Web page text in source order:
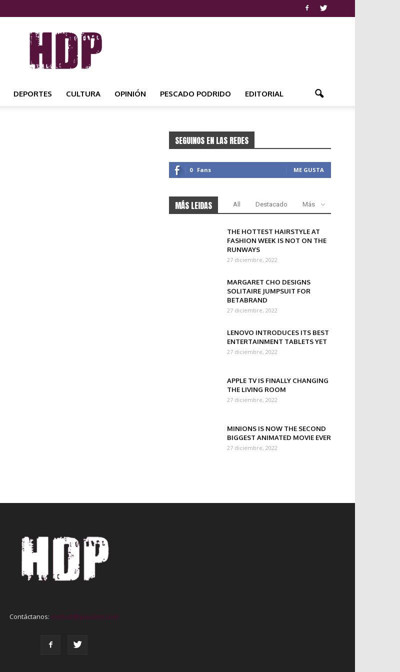
DEPORTES CULTURA OPINIÓN PESCADO PODRIDO EDITORIAL
SEGUINOS EN LAS REDES
0 Fans ME GUSTA
MÁS LEIDAS All Destacado Más
THE HOTTEST HAIRSTYLE AT
FASHION WEEK IS NOT ON THE
RUNWAYS
27 diciembre, 2022
MARGARET CHO DESIGNS
SOLITAIRE JUMPSUIT FOR
BETABRAND
27 diciembre, 2022
LENOVO INTRODUCES ITS BEST
ENTERTAINMENT TABLETS YET
27 diciembre, 2022
APPLE TV IS FINALLY CHANGING
THE LIVING ROOM
27 diciembre, 2022
MINIONS IS NOW THE SECOND
BIGGEST ANIMATED MOVIE EVER
27 diciembre, 2022
Contáctanos: contact@yoursite.com